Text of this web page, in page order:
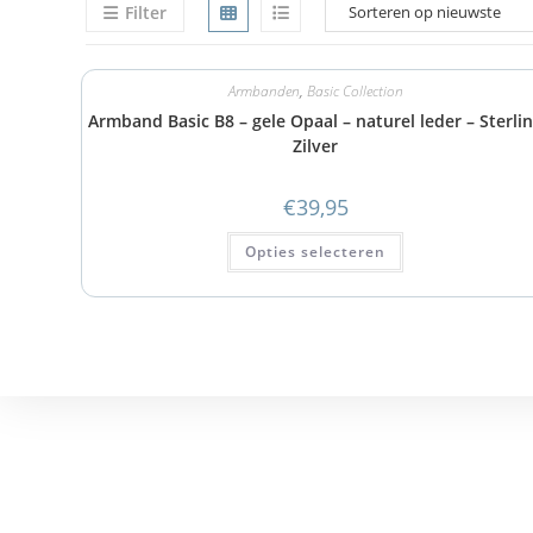
Filter
Armbanden, Basic Collection
Armband Basic B8 – gele Opaal – naturel leder –
Zilver
€39,95
Opties selecteren